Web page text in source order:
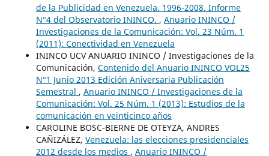
de la Publicidad en Venezuela. 1996-2008. Informe
N°4 del Observatorio ININCO. , Anuario ININCO /
Investigaciones de la Comunicación: Vol. 23 Núm. 1
(2011): Conectividad en Venezuela
ININCO UCV ANUARIO ININCO / Investigaciones de la
Comunicación, Contenido del Anuario ININCO VOL25
N°1 Junio 2013 Edición Aniversaria Publicación
Semestral , Anuario ININCO / Investigaciones de la
Comunicación: Vol. 25 Núm. 1 (2013): Estudios de la
comunicación en veinticinco años
CAROLINE BOSC-BIERNE DE OTEYZA, ANDRES
CAÑIZÁLEZ, Venezuela: las elecciones presidenciales
2012 desde los medios , Anuario ININCO /